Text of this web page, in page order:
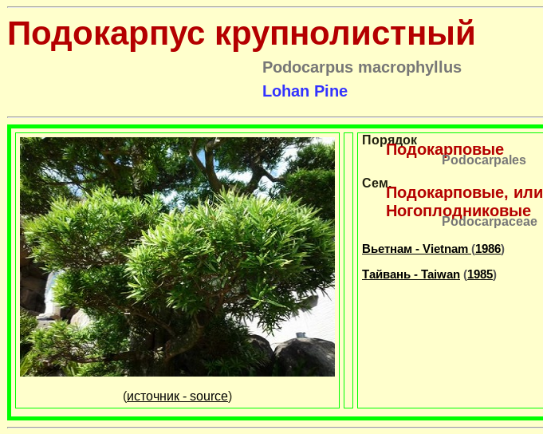
Подокарпус крупнолистный
Podocarpus macrophyllus
Lohan Pine
(источник - source)
Порядок
Подокарповые
Podocarpales
Сем.
Подокарповые, или
Ногоплодниковые
Podocarpaceae
Вьетнам - Vietnam (1986)
Тайвань - Taiwan (1985)